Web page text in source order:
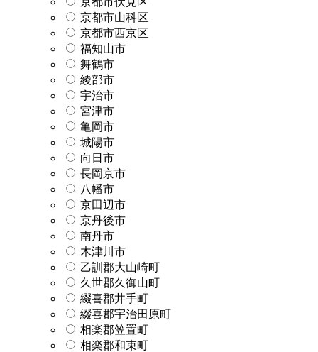
京都市山科区
京都市西京区
福知山市
舞鶴市
綾部市
宇治市
宮津市
亀岡市
城陽市
向日市
長岡京市
八幡市
京田辺市
京丹後市
南丹市
木津川市
乙訓郡大山崎町
久世郡久御山町
綴喜郡井手町
綴喜郡宇治田原町
相楽郡笠置町
相楽郡和束町